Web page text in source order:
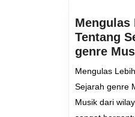
Mengulas
Tentang
genre
Mengulas
Sejarah genre
Musik dari